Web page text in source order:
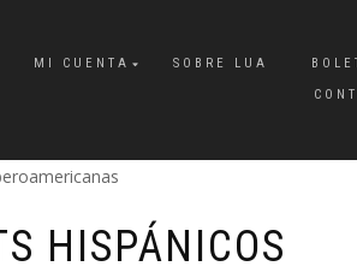
MI CUENTA SOBRE LUA
HISPÁNICOS